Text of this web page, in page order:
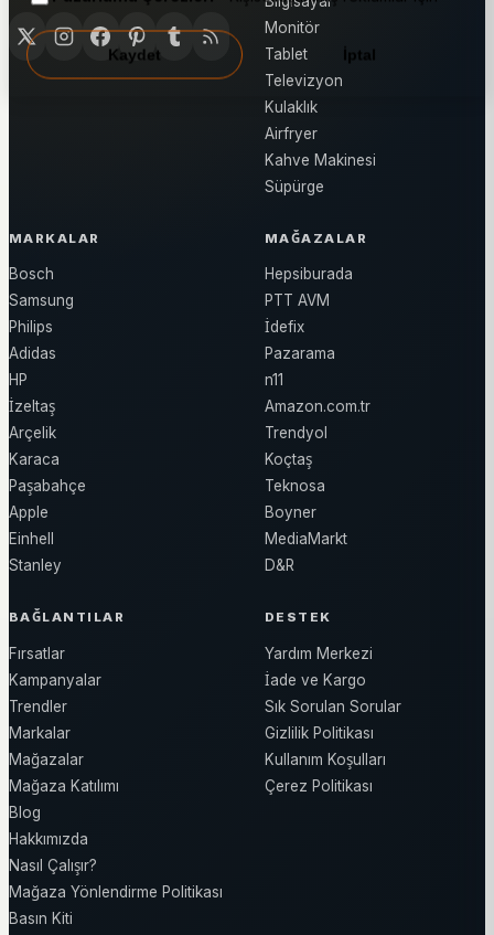
Monitör
Tablet
Televizyon
Kulaklık
Airfryer
Kahve Makinesi
Süpürge
MARKALAR
Bosch
Samsung
Philips
Adidas
HP
İzeltaş
Arçelik
Karaca
Paşabahçe
Apple
Einhell
Stanley
MAĞAZALAR
Hepsiburada
PTT AVM
İdefix
Pazarama
n11
Amazon.com.tr
Trendyol
Koçtaş
Teknosa
Boyner
MediaMarkt
D&R
BAĞLANTILAR
Fırsatlar
Kampanyalar
Trendler
Markalar
Mağazalar
Mağaza Katılımı
Blog
Hakkımızda
Nasıl Çalışır?
Mağaza Yönlendirme Politikası
Basın Kiti
DESTEK
Yardım Merkezi
İade ve Kargo
Sık Sorulan Sorular
Gizlilik Politikası
Kullanım Koşulları
Çerez Politikası
Kaydet İptal